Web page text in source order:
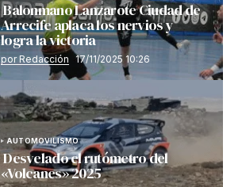
Balonmano Lanzarote Ciudad de
Arrecife aplaca los nervios y
logra la victoria
por Redacción 17/11/2025 10:26
AUTOMOVILISMO
Desvelado el rutómetro del
«Volcanes» 2025